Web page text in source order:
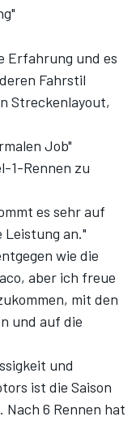
Erfahrung und es
Fahrstil
Streckenlayout,
Job"
1-Rennen zu
es sehr auf
Leistung an."
wie die
aber ich freue
mit den
und auf die
und
ist die Saison
6 Rennen hat